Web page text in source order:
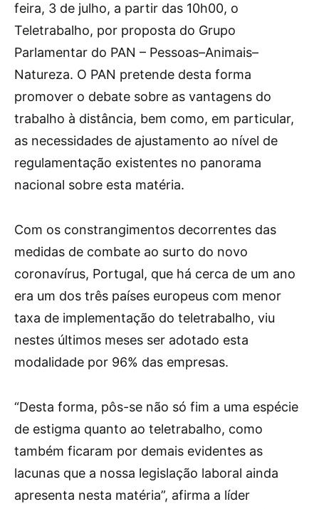
feira, 3 de julho, a partir das 10h00, o
Teletrabalho, por proposta do Grupo
Parlamentar do PAN – Pessoas–Animais–
Natureza. O PAN pretende desta forma
promover o debate sobre as vantagens do
trabalho à distância, bem como, em particular,
as necessidades de ajustamento ao nível de
regulamentação existentes no panorama
nacional sobre esta matéria.
Com os constrangimentos decorrentes das
medidas de combate ao surto do novo
coronavírus, Portugal, que há cerca de um ano
era um dos três países europeus com menor
taxa de implementação do teletrabalho, viu
nestes últimos meses ser adotado esta
modalidade por 96% das empresas.
“Desta forma, pôs-se não só fim a uma espécie
de estigma quanto ao teletrabalho, como
também ficaram por demais evidentes as
lacunas que a nossa legislação laboral ainda
apresenta nesta matéria”, afirma a líder